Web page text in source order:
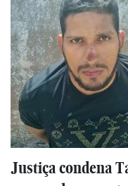
Justiça condena